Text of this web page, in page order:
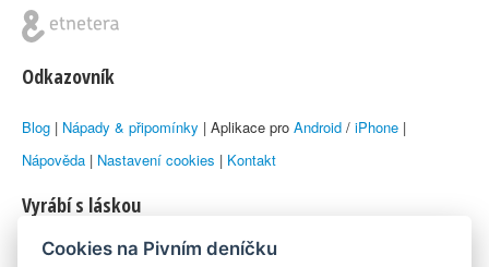
Odkazovník
Blog | Nápady & připomínky | Aplikace pro Android / iPhone |
Nápověda | Nastavení cookies | Kontakt
Vyrábí s láskou
© 2010–2026 byLukáš Zemanaka Emka
Cookies na Pivním deníčku